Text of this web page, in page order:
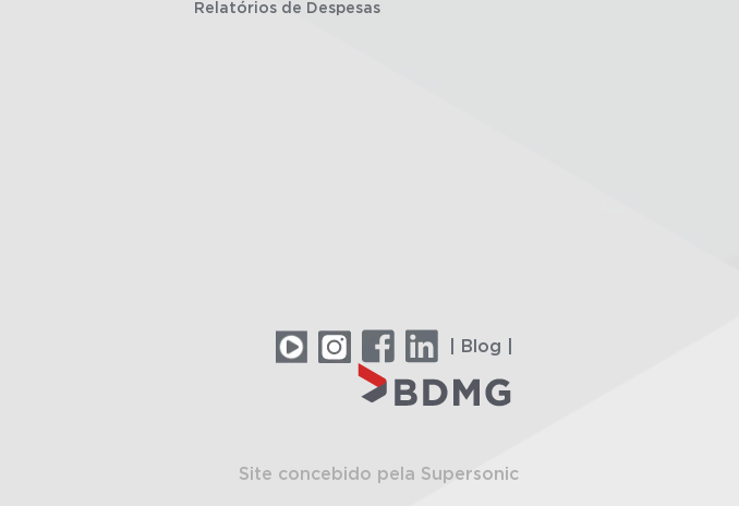
Relatórios de Despesas
| Blog |
Site concebido pela Supersonic